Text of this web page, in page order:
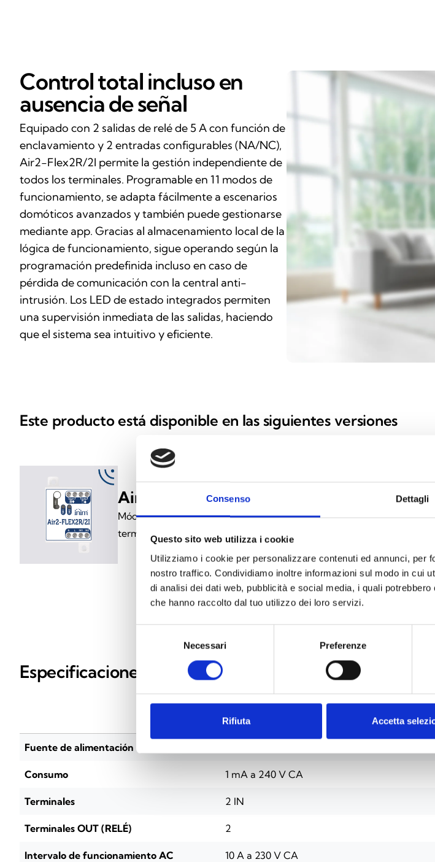
Consenso Dettagli
Questo sito web utilizza i cookie
Utilizziamo i cookie per personalizzare contenuti ed annunci, per
nostro traffico. Condividiamo inoltre informazioni sul modo in cui
di analisi dei dati web, pubblicità e social media, i quali
che hanno raccolto dal tuo utilizzo dei loro servizi.
Necessari Preferenze
Rifiuta Accetta
Control total incluso en
ausencia de señal
Equipado con 2 salidas de relé de 5 A con función de
enclavamiento y 2 entradas configurables (NA/NC),
Air2-Flex2R/2I permite la gestión independiente de
todos los terminales. Programable en 11 modos de
funcionamiento, se adapta fácilmente a escenarios
domóticos avanzados y también puede gestionarse
mediante app. Gracias al almacenamiento local de la
lógica de funcionamiento, sigue operando según la
programación predefinida incluso en caso de
pérdida de comunicación con la central anti-
intrusión. Los LED de estado integrados permiten
una supervisión inmediata de las salidas, haciendo
que el sistema sea intuitivo y eficiente.
Este producto está disponible en las siguientes versiones
Air2-Flex2R/2I
Módulo inalámbrico de expansión domótica con 2 relés y 2
terminales de entrada
ESPECIFICACIONES
Especificaciones técnicas
Air2-Flex2R/2I
Fuente de alimentación
Consumo 1 mA a 240 V CA
Terminales 2 IN
Terminales OUT (RELÉ) 2
Intervalo de funcionamiento AC 10 A a 230 V CA